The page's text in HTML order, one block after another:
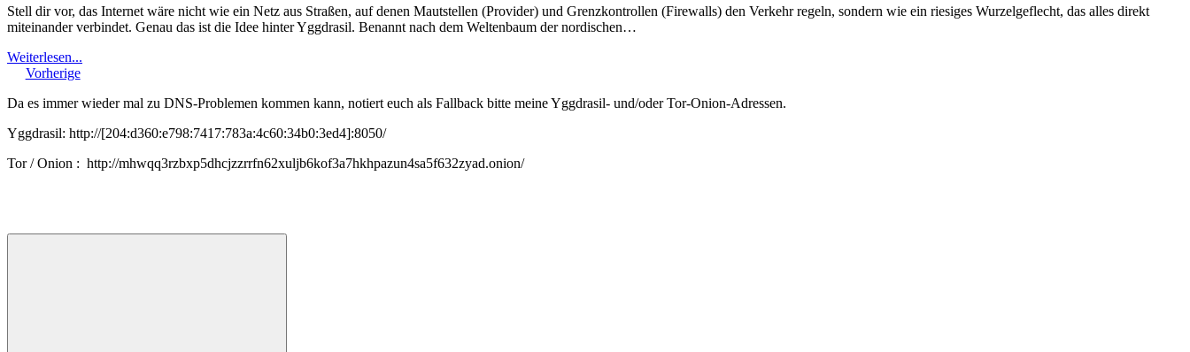
Stell dir vor, das Internet wäre nicht wie ein Netz aus Straßen, auf denen Mautstellen (Provider) und Grenzkontrollen (Firewalls) den Verkehr regeln, sondern wie ein riesiges Wurzelgeflecht, das alles direkt
miteinander verbindet. Genau das ist die Idee hinter Yggdrasil. Benannt nach dem Weltenbaum der nordischen…
Weiterlesen...
Vorherige
Da es immer wieder mal zu DNS-Problemen kommen kann, notiert euch als Fallback bitte meine Yggdrasil- und/oder Tor-Onion-Adressen.
Yggdrasil: http://[204:d360:e798:7417:783a:4c60:34b0:3ed4]:8050/
Tor / Onion : http://mhwqq3rzbxp5dhcjzzrrfn62xuljb6kof3a7hkhpazun4sa5f632zyad.onion/